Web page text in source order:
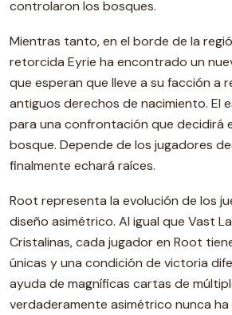
controlaron los bosques.
Mientras tanto, en el borde de la
retorcida Eyrie ha encontrado un
que esperan que lleve a su facción a
antiguos derechos de nacimiento. El
para una confrontación que decidirá
bosque. Depende de los jugadores
finalmente echará raíces.
Root representa la evolución de los
diseño asimétrico. Al igual que Vast
Cristalinas, cada jugador en Root
únicas y una condición de victoria
ayuda de magníficas cartas de
verdaderamente asimétrico nunca ha